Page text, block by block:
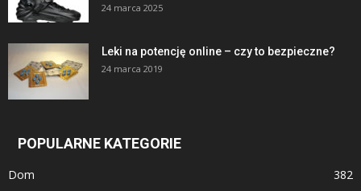
24 marca 2025
Leki na potencję online – czy to bezpieczne?
24 marca 2019
POPULARNE KATEGORIE
Dom
382